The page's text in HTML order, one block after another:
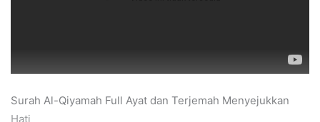
Surah Al-Qiyamah Full Ayat dan Terjemah Menyejukkan
Hati